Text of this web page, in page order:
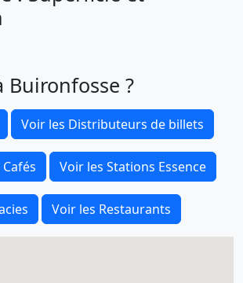
Buironfosse ?
Voir les Distributeurs de billets
Voir les Stations Essence
Voir les Restaurants